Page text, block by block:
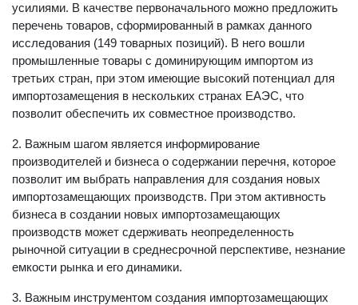
усилиями. В качестве первоначального можно предложить
перечень товаров, сформированный в рамках данного
исследования (149 товарных позиций). В него вошли
промышленные товары с доминирующим импортом из
третьих стран, при этом имеющие высокий потенциал для
импортозамещения в нескольких странах ЕАЭС, что
позволит обеспечить их совместное производство.
2. Важным шагом является информирование
производителей и бизнеса о содержании перечня, которое
позволит им выбрать направления для создания новых
импортозамещающих производств. При этом активность
бизнеса в создании новых импортозамещающих
производств может сдерживать неопределенность
рыночной ситуации в среднесрочной перспективе, незнание
емкости рынка и его динамики.
3. Важным инструментом создания импортозамещающих